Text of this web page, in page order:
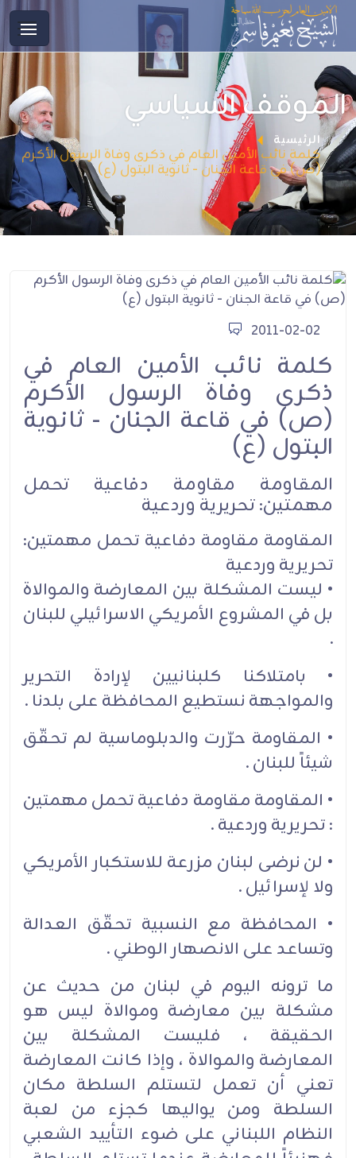
الموقف السياسي
الرئيسية
كلمة نائب الأمين العام في ذكرى وفاة الرسول الأكرم
(ص) في قاعة الجنان - ثانوية البتول (ع)
2011-02-02
كلمة نائب الأمين العام في
ذكرى وفاة الرسول الأكرم
(ص) في قاعة الجنان - ثانوية
البتول (ع)
المقاومة مقاومة دفاعية تحمل
مهمتين: تحريرية وردعية
المقاومة مقاومة دفاعية تحمل مهمتين:
تحريرية وردعية
• ليست المشكلة بين المعارضة والموالاة
بل في المشروع الأمريكي الاسرائيلي للبنان
.‏
• بامتلاكنا كلبنانيين لإرادة التحرير
والمواجهة نستطيع المحافظة على بلدنا .‏
• المقاومة حرّرت والدبلوماسية لم تحقّق
شيئاً للبنان .‏
• المقاومة مقاومة دفاعية تحمل مهمتين
: تحريرية وردعية .‏
• لن نرضى لبنان مزرعة للاستكبار الأمريكي
ولا لإسرائيل .‏
• المحافظة مع النسبية تحقّق العدالة
وتساعد على الانصهار الوطني .‏
ما ترونه اليوم في لبنان من حديث عن
مشكلة بين معارضة وموالاة ليس هو
الحقيقة ، فليست المشكلة بين
المعارضة والموالاة ، وإذا كانت المعارضة
تعني أن تعمل لتستلم السلطة مكان
السلطة ومن يواليها كجزء من لعبة
النظام اللبناني على ضوء التأييد الشعبي